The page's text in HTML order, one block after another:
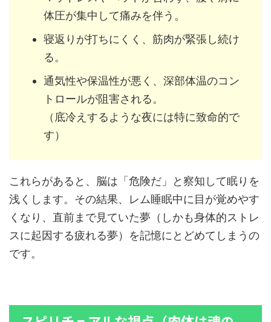
体圧が集中して痛みを伴う。
寝返りが打ちにくく、筋肉が緊張し続け
る。
通気性や保温性が悪く、深部体温のコン
トロールが阻害される。
（底冷えするような夜には特に致命的で
す）
これらがあると、脳は「危険だ」と察知して眠りを
浅くします。その結果、レム睡眠中に目が覚めやす
くなり、直前まで見ていた夢（しかも身体的ストレ
スに起因する疲れる夢）を記憶にとどめてしまうの
です。